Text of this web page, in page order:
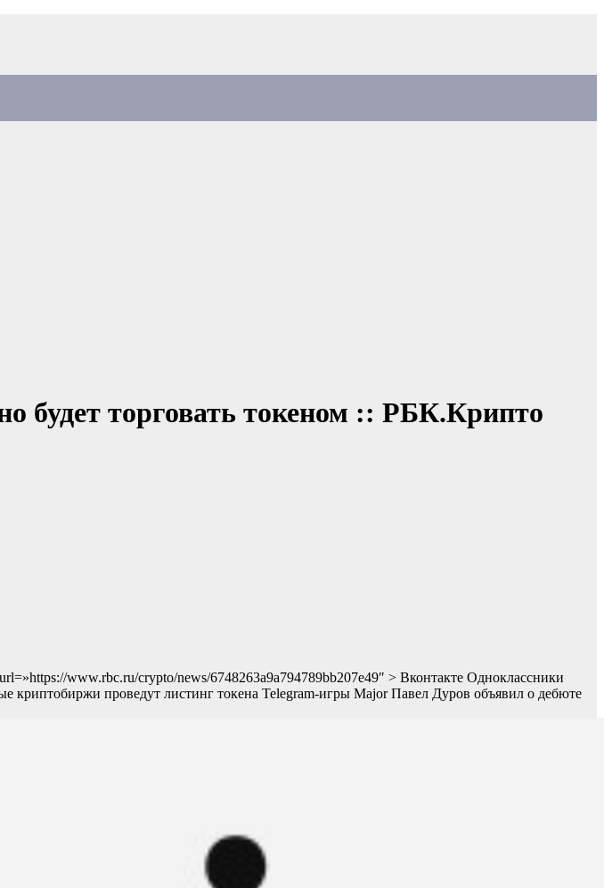
будет торговать токеном :: РБК.Крипто
www.rbc.ru/crypto/news/6748263a9a794789bb207e49″ > Вконтакте Одноклассники
криптобиржи проведут листинг токена Telegram-игры MajorПавел Дуров объявил о дебюте